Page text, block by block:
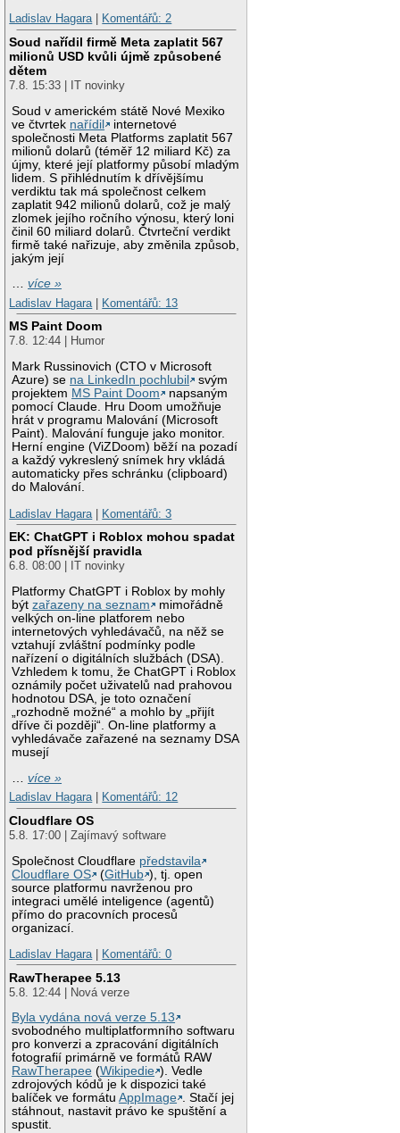
Ladislav Hagara| Komentářů: 2
Soud nařídil firmě Meta zaplatit 567
milionů USD kvůli újmě způsobené
dětem
7.8. 15:33 | IT novinky
Soud v americkém státě Nové Mexiko
ve čtvrtek nařídil
internetové
společnosti Meta Platforms zaplatit 567
milionů dolarů (téměř 12 miliard Kč) za
újmy, které její platformy působí mladým
lidem. S přihlédnutím k dřívějšímu
verdiktu tak má společnost celkem
zaplatit 942 milionů dolarů, což je malý
zlomek jejího ročního výnosu, který loni
činil 60 miliard dolarů. Čtvrteční verdikt
firmě také nařizuje, aby změnila způsob,
jakým její
…více »
Ladislav Hagara
Komentářů: 13
MS Paint Doom
7.8. 12:44 | Humor
Mark Russinovich (CTO v Microsoft
Azure) se na LinkedIn pochlubil
svým
projektem MS Paint Doom
napsaným
pomocí Claude. Hru Doom umožňuje
hrát v programu Malování (Microsoft
Paint). Malování funguje jako monitor.
Herní engine (ViZDoom) běží na pozadí
a každý vykreslený snímek hry vkládá
automaticky přes schránku (clipboard)
do Malování.
Ladislav Hagara
Komentářů: 3
EK: ChatGPT i Roblox mohou spadat
pod přísnější pravidla
6.8. 08:00 | IT novinky
Platformy ChatGPT i Roblox by mohly
býtzařazeny na seznam
mimořádně
velkých on-line platforem nebo
internetových vyhledávačů, na něž se
vztahují zvláštní podmínky podle
nařízení o digitálních službách (DSA).
Vzhledem k tomu, že ChatGPT i Roblox
oznámily počet uživatelů nad prahovou
hodnotou DSA, je toto označení
„rozhodně možné“ a mohlo by „přijít
dříve či později“. On-line platformy a
vyhledávače zařazené na seznamy DSA
musejí
…více »
Ladislav Hagara| Komentářů: 12
Cloudflare OS
5.8. 17:00 | Zajímavý software
Společnost Cloudflare představila
Cloudflare OS
(GitHub ), tj. open
source platformu navrženou pro
integraci umělé inteligence (agentů)
přímo do pracovních procesů
organizací.
Ladislav Hagara| Komentářů: 0
RawTherapee 5.13
5.8. 12:44 | Nová verze
Byla vydána nová verze 5.13
svobodného multiplatformního softwaru
pro konverzi a zpracování digitálních
fotografií primárně ve formátů RAW
RawTherapee (Wikipedie ). Vedle
zdrojových kódů je k dispozici také
balíček ve formátuAppImage . Stačí jej
stáhnout, nastavit právo ke spuštění a
spustit.